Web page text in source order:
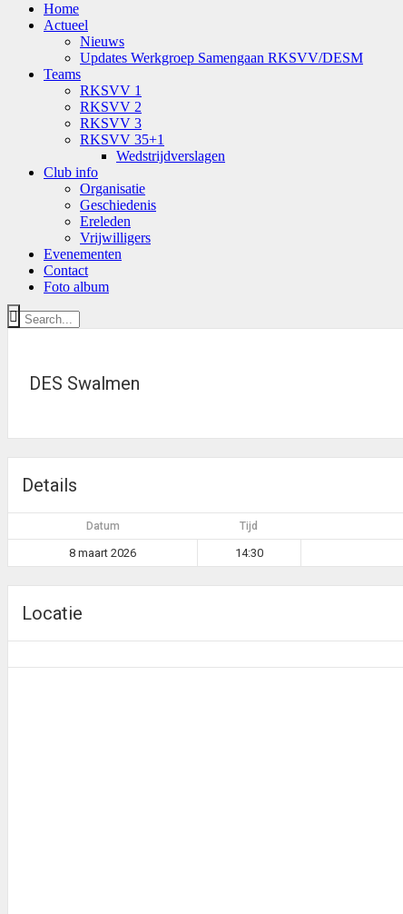
Home
Actueel
Nieuws
Updates Werkgroep Samengaan RKSVV/DESM
Teams
RKSVV 1
RKSVV 2
RKSVV 3
RKSVV 35+1
Wedstrijdverslagen
Club info
Organisatie
Geschiedenis
Ereleden
Vrijwilligers
Evenementen
Contact
Foto album
DES Swalmen
Details
Datum Tijd
8 maart 2026 14:30
Locatie